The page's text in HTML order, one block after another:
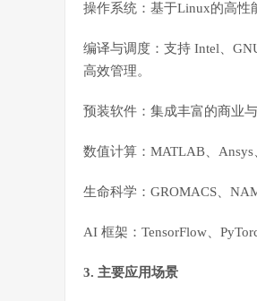
操作系统：基于Linux的高性
编译与调度：支持 Intel、
高效管理。
预装软件：集成丰富的商业
数值计算：MATLAB、Ansys
生命科学：GROMACS、
AI 框架：TensorFlow、
3. 主要应用场景